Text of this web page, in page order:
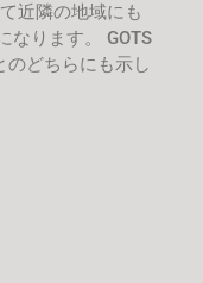
近隣の地域にも
なります。 GOTS
どちらにも示し